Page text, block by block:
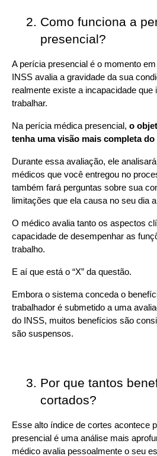
Como funciona a
presencial?
A perícia presencial é o momento
INSS avalia a gravidade da sua
realmente existe a incapacidade que
trabalhar.
Na perícia médica presencial, o
tenha uma visão mais completa
Durante essa avaliação, ele
médicos que você entregou no
também fará perguntas sobre sua
limitações que ela causa no seu dia
O médico avalia tanto os aspectos
capacidade de desempenhar as
trabalho.
E aí que está o “X” da questão.
Embora o sistema conceda o
trabalhador é submetido a uma
do INSS, muitos benefícios são
são suspensos.
Por que tantos
cortados?
Esse alto índice de cortes acontece
presencial é uma análise mais
médico avalia pessoalmente o seu